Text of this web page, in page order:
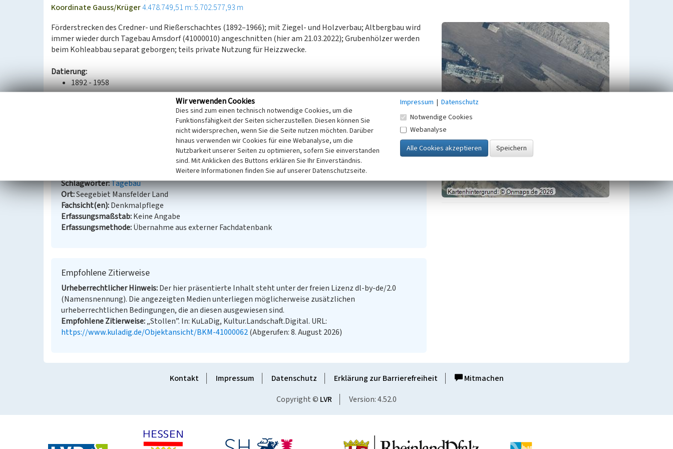
Koordinate Gauss/Krüger4.478.749,51 m: 5.702.577,93 m
Förderstrecken des Credner- und Rießerschachtes (1892–1966); mit Ziegel- und Holzverbau; Altbergbau wird
immer wieder durch Tagebau Amsdorf (41000010) angeschnitten (hier am 21.03.2022); Grubenhölzer werden
beim Kohleabbau separat geborgen; teils private Nutzung für Heizzwecke.
Datierung:
1892 - 1958
Schlagwörter Tagebau
Ort Seegebiet Mansfelder Land
Fachsicht(en) Denkmalpflege
Erfassungsmaßstab Keine Angabe
Erfassungsmethode Übernahme aus externer Fachdatenbank
Empfohlene Zitierweise
Urheberrechtlicher Hinweis Der hier präsentierte Inhalt steht unter der freien Lizenz dl-by-de/2.0
(Namensnennung). Die angezeigten Medien unterliegen möglicherweise zusätzlichen
urheberrechtlichen Bedingungen, die an diesen ausgewiesen sind.
Empfohlene Zitierweise „Stollen”. In: KuLaDig, Kultur.Landschaft.Digital. URL:
https://www.kuladig.de/Objektansicht/BKM-41000062(Abgerufen: 8. August 2026)
Kontakt Impressum Datenschutz Erklärung zur Barrierefreiheit
Mitmachen
Copyright © LVR Version: 4.52.0
Wir verwenden Cookies
Dies sind zum einen technisch notwendige Cookies, um die
Funktionsfähigkeit der Seiten sicherzustellen. Diesen können Sie
nicht widersprechen, wenn Sie die Seite nutzen möchten. Darüber
hinaus verwenden wir Cookies für eine Webanalyse, um die
Nutzbarkeit unserer Seiten zu optimieren, sofern Sie einverstanden
sind. Mit Anklicken des Buttons erklären Sie Ihr Einverständnis.
Weitere Informationen finden Sie auf unserer Datenschutzseite.
Impressum | Datenschutz
Notwendige Cookies
Webanalyse